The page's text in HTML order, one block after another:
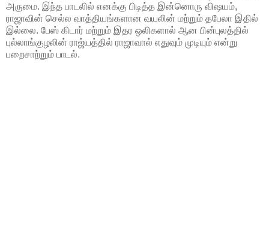
அருமை. இந்த பாடலில் எனக்கு பிடித்த இன்னொரு விஷயம்,
ராஜாவின் செல்ல வாத்தியங்களான வயலின் மற்றும் தபேலா இதில்
இல்லை. பேஸ் கிடார் மற்றும் இதர ஒலிகளால் ஆன பின்புலத்தில்
புல்லாங்குழலின் ராஜ்யத்தில் ராஜாவால் எதுவும் முடியும் என்று
பறைசாற்றும் பாடல்.